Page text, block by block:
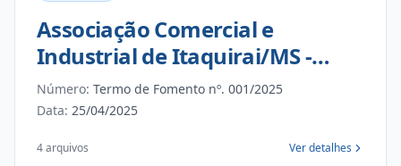
Associação Comercial e
Industrial de Itaquirai/MS -
ACIITA
Número: Termo de Fomento nº. 001/2025
Data: 25/04/2025
4 arquivos Ver detalhes